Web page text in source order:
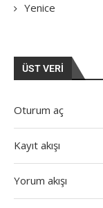
Yenice
ÜST VERI
Oturum aç
Kayıt akışı
Yorum akışı